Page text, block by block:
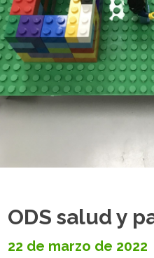
ODS salud y
22 de marzo de 2022